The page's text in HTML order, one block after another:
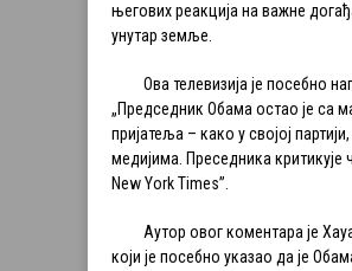
његових реакција на важне
унутар земље.
Ова телевизија је посебно
„Председник Обама остао је са
пријатеља – како у својој
медијима. Преседника критикује
New York Times”.
Аутор овог коментара је
који је посебно указао да је